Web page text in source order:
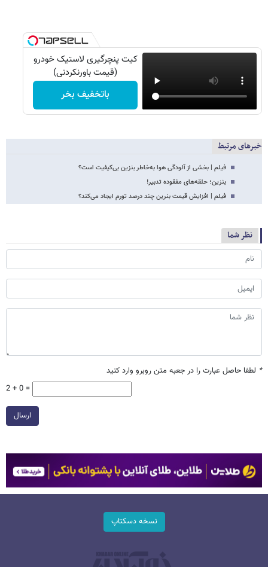
کیت پنچرگیری لاستیک خودرو
(قیمت باورنکردنی)
باتخفیف بخر
خبرهای مرتبط
فیلم | بخشی از آلودگی هوا به‌خاطر بنزین بی‌کیفیت است؟
بنزین؛ حلقه‌های مفقوده تدبیر!
فیلم | افزایش قیمت بنرین چند درصد تورم ایجاد می‌کند؟
نظر شما
* لطفا حاصل عبارت را در جعبه متن روبرو وارد کنید
2 + 0 =
ارسال
نسخه دسکتاپ